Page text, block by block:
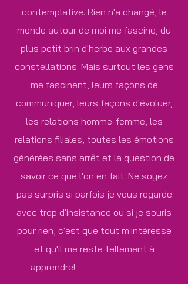
contemplative. Rien n'a changé, le
monde autour de moi me fascine, du
plus petit brin d'herbe aux grandes
constellations. Mais surtout les gens
me fascinent, leurs façons de
communiquer, leurs façons d'évoluer,
les relations homme-femme, les
relations filiales, toutes les émotions
générées sans arrêt et la question de
savoir ce que l'on en fait. Ne soyez
pas surpris si parfois je vous regarde
avec trop d'insistance ou si je souris
pour rien, c'est que tout m'intéresse
et qu'il me reste tellement à
apprendre!